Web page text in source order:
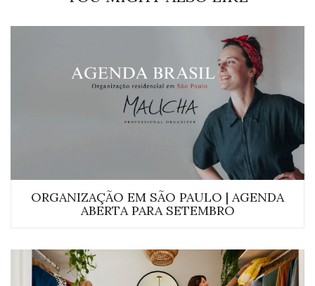
ORGANIZAÇÃO EM SÃO PAULO | AGENDA
ABERTA PARA SETEMBRO